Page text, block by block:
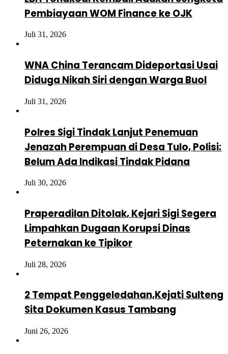
Pembiayaan WOM Finance ke OJK
Juli 31, 2026
WNA China Terancam Dideportasi Usai
Diduga Nikah Siri dengan Warga Buol
Juli 31, 2026
Polres Sigi Tindak Lanjut Penemuan
Jenazah Perempuan di Desa Tulo, Polisi:
Belum Ada Indikasi Tindak Pidana
Juli 30, 2026
Praperadilan Ditolak, Kejari Sigi Segera
Limpahkan Dugaan Korupsi Dinas
Peternakan ke Tipikor
Juli 28, 2026
2 Tempat Penggeledahan,Kejati Sulteng
Sita Dokumen Kasus Tambang
Juni 26, 2026